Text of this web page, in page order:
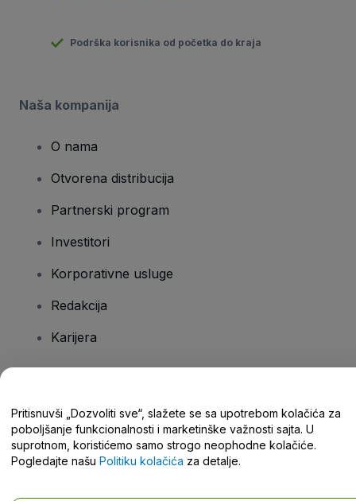
Podrška korisnika od početka do kraja
Naša kompanija
O nama
Otvorena distribucija
Partnerski program
Investitori
Korporativne usluge
Redakcija
Karijera
Centar za pomoć / Kontaktirajte nas
Pritisnuvši „Dozvoliti sve“, slažete se sa upotrebom kolačića za
poboljšanje funkcionalnosti i marketinške važnosti sajta. U
suprotnom, koristićemo samo strogo neophodne kolačiće.
Pogledajte našu Politiku kolačića za detalje.